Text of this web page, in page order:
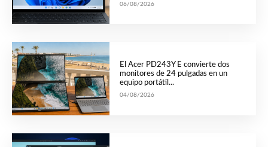
06/08/2026
El Acer PD243Y E convierte dos
monitores de 24 pulgadas en un
equipo portátil...
04/08/2026